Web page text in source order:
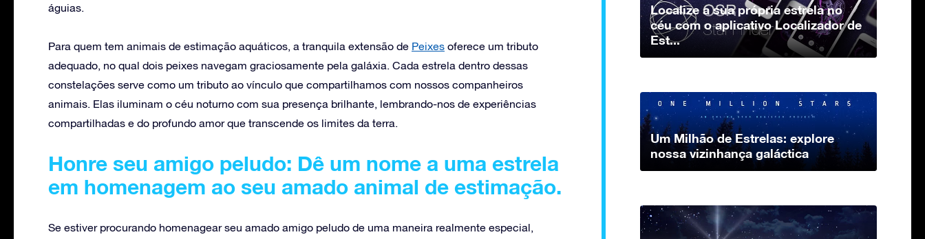
águias.
Para quem tem animais de estimação aquáticos, a tranquila extensão de Peixes oferece um tributo
adequado, no qual dois peixes navegam graciosamente pela galáxia. Cada estrela dentro dessas
constelações serve como um tributo ao vínculo que compartilhamos com nossos companheiros
animais. Elas iluminam o céu noturno com sua presença brilhante, lembrando-nos de experiências
compartilhadas e do profundo amor que transcende os limites da terra.
Honre seu amigo peludo: Dê um nome a uma estrela
em homenagem ao seu amado animal de estimação.
Se estiver procurando homenagear seu amado amigo peludo de uma maneira realmente especial,
Localize a sua própria estrela no
céu com o aplicativo Localizador de
Est...
Um Milhão de Estrelas: explore
nossa vizinhança galáctica